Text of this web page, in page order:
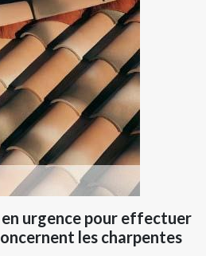
urgence pour effectuer
les charpentes